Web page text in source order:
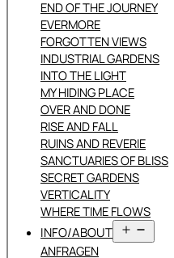
END OF THE JOURNEY
EVERMORE
FORGOTTEN VIEWS
INDUSTRIAL GARDENS
INTO THE LIGHT
MY HIDING PLACE
OVER AND DONE
RISE AND FALL
RUINS AND REVERIE
SANCTUARIES OF BLISS
SECRET GARDENS
VERTICALITY
WHERE TIME FLOWS
INFO/ABOUT
öffnen
ANFRAGEN